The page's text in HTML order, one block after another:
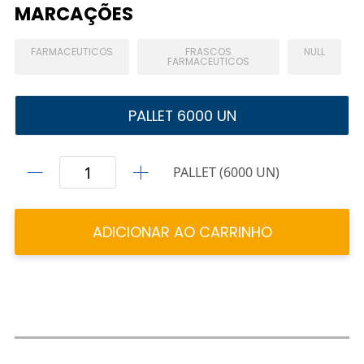
MARCAÇÕES
FARMACEUTICOS FRASCOS
FARMACEUTICOS
NULL
PALLET 6000 UN
PALLET (6000 UN)
ADICIONAR AO CARRINHO